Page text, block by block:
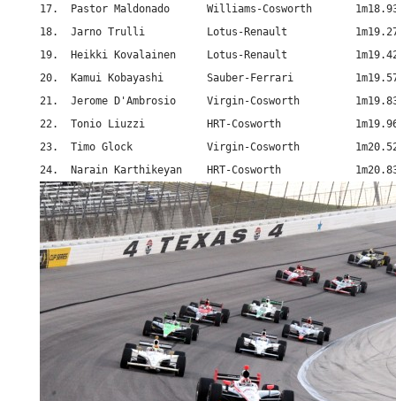
17.  Pastor Maldonado      Williams-Cosworth
18.  Jarno Trulli          Lotus-Renault
19.  Heikki Kovalainen     Lotus-Renault
20.  Kamui Kobayashi       Sauber-Ferrari
21.  Jerome D'Ambrosio     Virgin-Cosworth
22.  Tonio Liuzzi          HRT-Cosworth
23.  Timo Glock            Virgin-Cosworth
24.  Narain Karthikeyan    HRT-Cosworth